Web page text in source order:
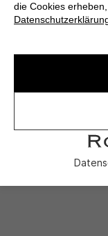
die Cookies